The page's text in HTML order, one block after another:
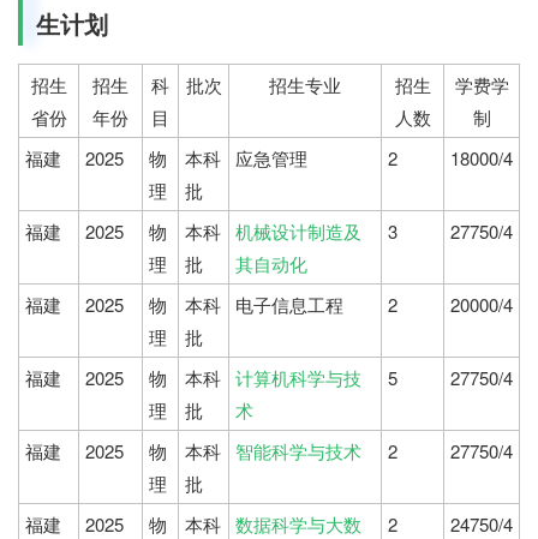
生计划
招生
省份
招生
年份
科
目
批次 招生专业
招生
人数
学费学
制
福建
2025
物
理
本科
批
应急管理 2 18000/4
福建 2025
物
理
本科
批
机械设计制造及
其自动化
3 27750/4
福建 2025
物
理
本科
批
电子信息工程 2 20000/4
福建 2025
物
理
本科
批
计算机科学与技
术
5 27750/4
福建 2025
物
理
本科
批
智能科学与技术 2 27750/4
福建 2025
物
本科 数据科学与大数
2 24750/4